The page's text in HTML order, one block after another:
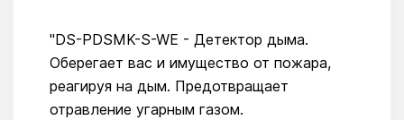
"DS-PDSMK-S-WE - Детектор дыма.
Оберегает вас и имущество от пожара,
реагируя на дым. Предотвращает
отравление угарным газом.